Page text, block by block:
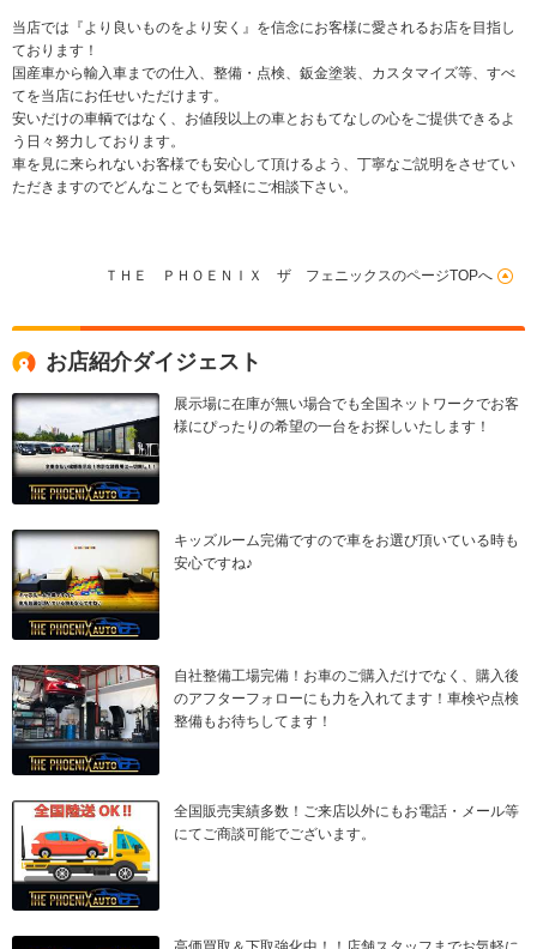
当店では『より良いものをより安く』を信念にお客様に愛されるお店を目指し
ております！
国産車から輸入車までの仕入、整備・点検、鈑金塗装、カスタマイズ等、すべ
てを当店にお任せいただけます。
安いだけの車輌ではなく、お値段以上の車とおもてなしの心をご提供できるよ
う日々努力しております。
車を見に来られないお客様でも安心して頂けるよう、丁寧なご説明をさせてい
ただきますのでどんなことでも気軽にご相談下さい。
ＴＨＥ ＰＨＯＥＮＩＸ ザ フェニックスのページTOPへ
お店紹介ダイジェスト
展示場に在庫が無い場合でも全国ネットワークでお客
様にぴったりの希望の一台をお探しいたします！
キッズルーム完備ですので車をお選び頂いている時も
安心ですね♪
自社整備工場完備！お車のご購入だけでなく、購入後
のアフターフォローにも力を入れてます！車検や点検
整備もお待ちしてます！
全国販売実績多数！ご来店以外にもお電話・メール等
にてご商談可能でございます。